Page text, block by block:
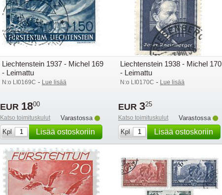
Liechtenstein 1937 - Michel 169
- Leimattu
N:o LI0169C - Lue lisää
EUR 1800
Katso toimituskulut
Varastossa
Kpl
Lisää ostoskoriin
Liechtenstein 1938 - Michel 170
- Leimattu
N:o LI0170C - Lue lisää
EUR 325
Katso toimituskulut
Varastossa
Kpl
Lisää ostoskoriin